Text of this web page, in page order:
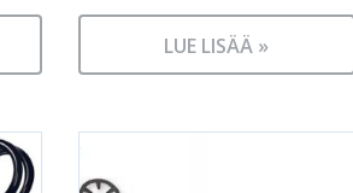
LUE LISÄÄ »